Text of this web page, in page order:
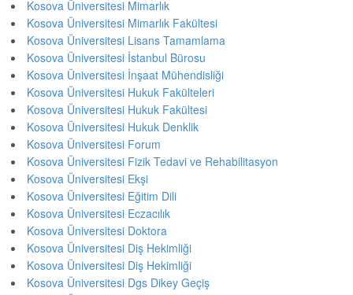
Kosova Üniversitesi Mimarlık
Kosova Üniversitesi Mimarlık Fakültesi
Kosova Üniversitesi Lisans Tamamlama
Kosova Üniversitesi İstanbul Bürosu
Kosova Üniversitesi İnşaat Mühendisliği
Kosova Üniversitesi Hukuk Fakülteleri
Kosova Üniversitesi Hukuk Fakültesi
Kosova Üniversitesi Hukuk Denklik
Kosova Üniversitesi Forum
Kosova Üniversitesi Fizik Tedavi ve Rehabilitasyon
Kosova Üniversitesi Ekşi
Kosova Üniversitesi Eğitim Dili
Kosova Üniversitesi Eczacılık
Kosova Üniversitesi Doktora
Kosova Üniversitesi Diş Hekimliği
Kosova Üniversitesi Diş Hekimliği
Kosova Üniversitesi Dgs Dikey Geçiş